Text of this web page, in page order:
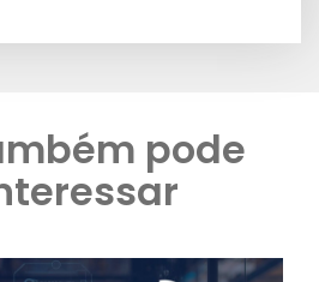
pode